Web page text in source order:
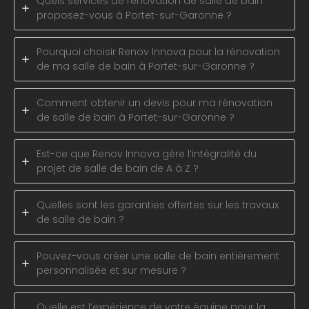
proposez-vous à Portet-sur-Garonne ?
Pourquoi choisir Renov Innova pour la rénovation
de ma salle de bain à Portet-sur-Garonne ?
Comment obtenir un devis pour ma rénovation
de salle de bain à Portet-sur-Garonne ?
Est-ce que Renov Innova gère l’intégralité du
projet de salle de bain de A à Z ?
Quelles sont les garanties offertes sur les travaux
de salle de bain ?
Pouvez-vous créer une salle de bain entièrement
personnalisée et sur mesure ?